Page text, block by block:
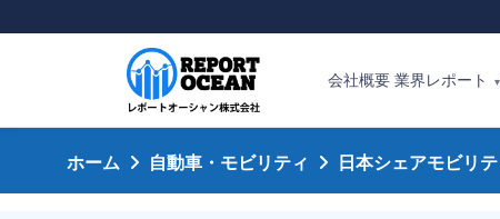
会社概要 業界レポート ▾
ホーム 自動車・モビリティ 日本シェアモビリ